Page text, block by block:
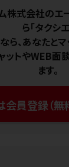
株式会社のエ
ら「タクシエ
なら、あなた
ットやWEB面
ます。
会員登録（無料